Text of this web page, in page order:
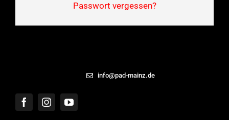
Passwort vergessen?
info@pad-mainz.de